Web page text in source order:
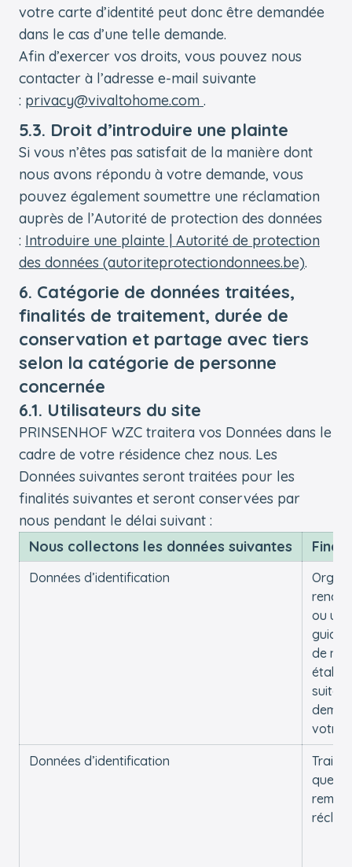
votre carte d’identité peut donc être demandée
dans le cas d’une telle demande.
Afin d’exercer vos droits, vous pouvez nous
contacter à l’adresse e-mail suivante
: privacy@vivaltohome.com .
5.3. Droit d’introduire une plainte
Si vous n’êtes pas satisfait de la manière dont
nous avons répondu à votre demande, vous
pouvez également soumettre une réclamation
auprès de l’Autorité de protection des données
: Introduire une plainte | Autorité de protection
des données (autoriteprotectiondonnees.be).
6. Catégorie de données traitées,
finalités de traitement, durée de
conservation et partage avec tiers
selon la catégorie de personne
concernée
6.1. Utilisateurs du site
PRINSENHOF WZC traitera vos Données dans le
cadre de votre résidence chez nous. Les
Données suivantes seront traitées pour les
finalités suivantes et seront conservées par
nous pendant le délai suivant :
Nous collectons les données suivantes
Données d’identification
ou
de nos
suite
votre
Données d’identification